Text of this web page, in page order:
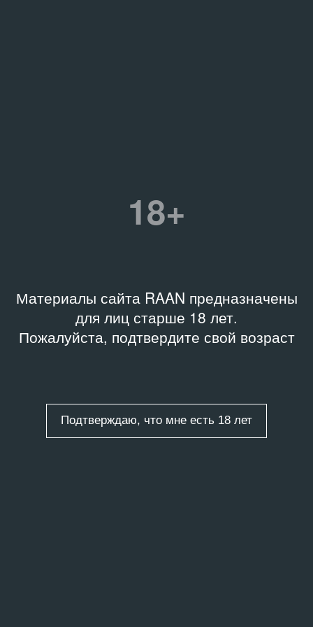
18+
Материалы сайта RAAN предназначены
для лиц старше 18 лет.
Пожалуйста, подтвердите свой возраст
Подтверждаю, что мне есть 18 лет